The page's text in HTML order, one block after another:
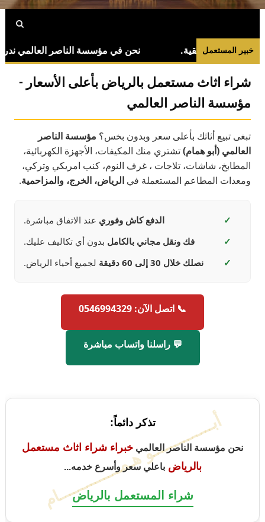
خبير المستعمل
شراء اثاث مستعمل بالرياض بأعلى الأسعار -
مؤسسة الناصر العالمي
تبغى تبيع أثاثك بأعلى سعر وبدون بخس؟ مؤسسة الناصر
العالمي (أبو همام)تشتري منك المكيفات، الأجهزة الكهربائية،
المطابخ، شاشات، تلاجات ، غرف النوم، كنب امريكي وتركي،
ومعدات المطاعم المستعملة في الرياض، الخرج، والمزاحمية.
✓ الدفع كاش وفوري عند الاتفاق مباشرة.
✓
فك ونقل مجاني بالكامل بدون أي تكاليف عليك.
✓
نصلك خلال 30 إلى 60 دقيقة لجميع أحياء الرياض.
📞 اتصل الآن: 0546994329
💬 راسلنا واتساب مباشرة
أبــــــــــــــو هـمــــــــــــــام
تذكر دائماً:
نحن مؤسسة الناصر العالمي خبراء شراء اثاث مستعمل
بالرياضباعلي سعر وأسرع خدمه...
شراء المستعمل بالرياض